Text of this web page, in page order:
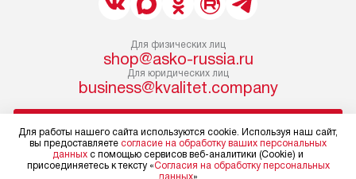
Для физических лиц
shop@asko-russia.ru
Для юридических лиц
business@kvalitet.company
Политика конфиденциальности
Для работы нашего сайта используются cookie. Используя наш сайт,
вы предоставляете согласие на обработку ваших персональных
данных с помощью сервисов веб-аналитики (Cookie) и
присоединяетесь к тексту «Согласия на обработку персональных
данных»